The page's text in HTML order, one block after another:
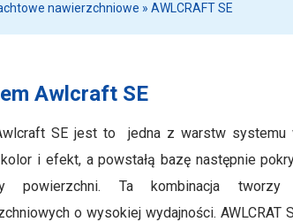
nawierzchniowe » AWLCRAFT SE
Awlcraft SE
SE jest to jedna z warstw systemu
i efekt, a powstałą bazę następnie
powierzchni. Ta kombinacja tworzy
o wysokiej wydajności. AWLCRAT